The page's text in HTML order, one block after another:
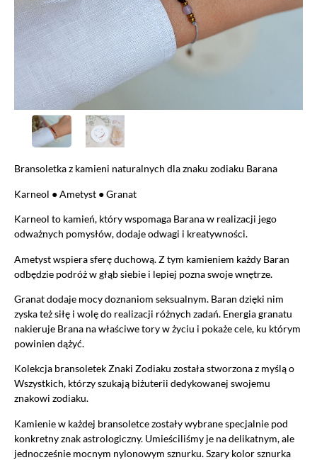
Bransoletka z kamieni naturalnych dla znaku zodiaku Barana
Karneol ● Ametyst ● Granat
Karneol to kamień, który wspomaga Barana w realizacji jego
odważnych pomysłów, dodaje odwagi i kreatywności.
Ametyst wspiera sferę duchową. Z tym kamieniem każdy Baran
odbędzie podróż w głąb siebie i lepiej pozna swoje wnętrze.
Granat dodaje mocy doznaniom seksualnym. Baran dzięki nim
zyska też siłę i wolę do realizacji różnych zadań. Energia granatu
nakieruje Brana na właściwe tory w życiu i pokaże cele, ku którym
powinien dążyć.
Kolekcja bransoletek Znaki Zodiaku została stworzona z myślą o
Wszystkich, którzy szukają biżuterii dedykowanej swojemu
znakowi zodiaku.
Kamienie w każdej bransoletce zostały wybrane specjalnie pod
konkretny znak astrologiczny. Umieściliśmy je na delikatnym, ale
jednocześnie mocnym nylonowym sznurku. Szary kolor sznurka